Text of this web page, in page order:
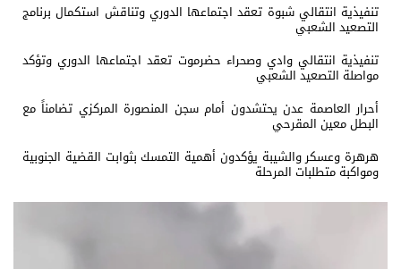
تنفيذية انتقالي شبوة تعقد اجتماعها الدوري وتناقش استكمال برنامج
التصعيد الشعبي
تنفيذية انتقالي وادي وصحراء حضرموت تعقد اجتماعها الدوري وتؤكد
مواصلة التصعيد الشعبي
أحرار العاصمة عدن يحتشدون أمام سجن المنصورة المركزي تضامناً مع
البطل معين المقرحي
هرهرة وعسكر والشيبة يؤكدون أهمية التمسك بثوابت القضية الجنوبية
ومواكبة متطلبات المرحلة